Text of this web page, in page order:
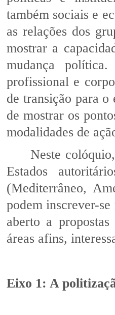
também sociais e
as relações dos
mostrar a
mudança
profissional e
de transição para
de mostrar os
modalidades de
Neste
Estados
(Mediterrâneo,
podem inscrever-
aberto a
áreas afins,
Eixo 1: A